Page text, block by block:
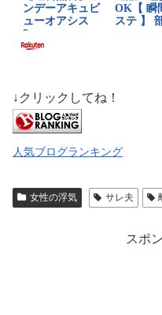
↓クリックしてね！
人気ブログランキング
女性の浮気 サレ夫
スポ